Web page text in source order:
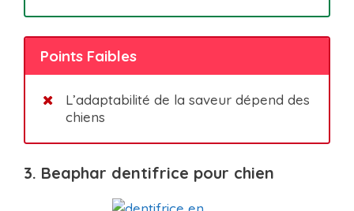
Points Faibles
L’adaptabilité de la saveur dépend des
chiens
3. Beaphar dentifrice pour chien